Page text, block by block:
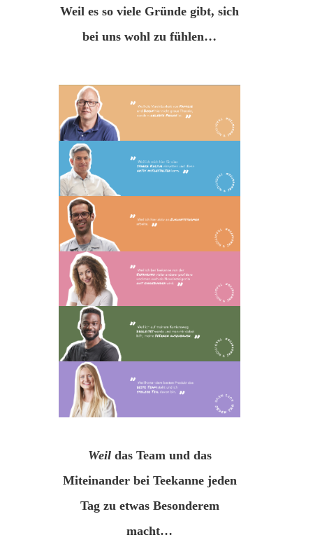
Weil es so viele Gründe gibt, sich
bei uns wohl zu fühlen…
Weildas Team und das
Miteinander bei Teekanne jeden
Tag zu etwas Besonderem
macht…